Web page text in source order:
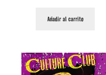
Añadir al carrito